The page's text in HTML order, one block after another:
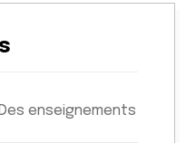
Des enseignements